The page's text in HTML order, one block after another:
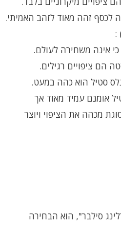
:
אינה משחירה לעולם.
הם ציפויים רגילים.
סטיל הוא כהה במעט.
אומנם עמיד מאוד אך
מכהה את הציפוי ויוצר
סילבר", הוא הבחירה